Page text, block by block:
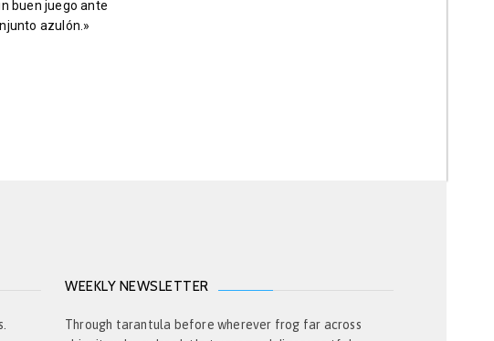
buen juego ante
azulón.»
WEEKLY NEWSLETTER
Through tarantula before wherever frog far across